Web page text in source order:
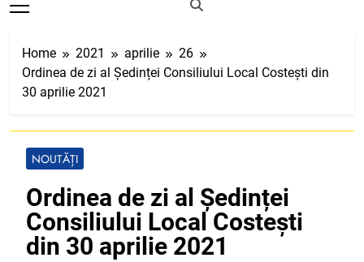
Home 2021 aprilie
26
Ordinea de zi al Ședinței Consiliului Local Costești din
30 aprilie 2021
NOUTĂȚI
Ordinea de zi al Ședinței
Consiliului Local Costești
din 30 aprilie 2021